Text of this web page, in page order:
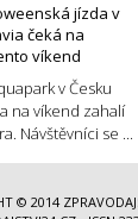
jízda v
čeká na
víkend
v Česku
na víkend zahalí
Návštěvníci se ...
© 2014